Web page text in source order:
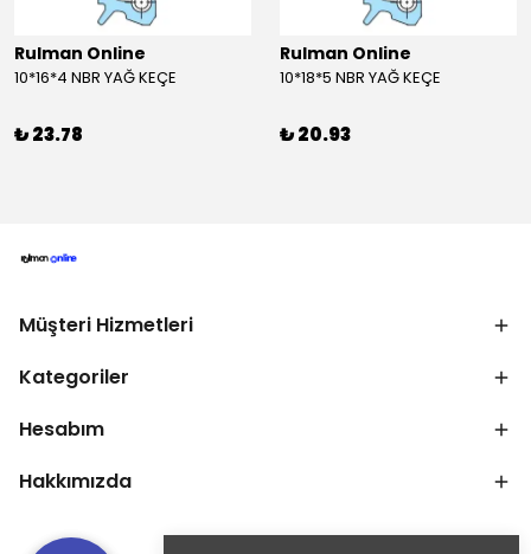
Rulman Online
10*16*4 NBR YAĞ KEÇE
₺ 23.78
Rulman Online
10*18*5 NBR YAĞ KEÇE
₺ 20.93
Müşteri Hizmetleri
Kategoriler
Hesabım
Hakkımızda